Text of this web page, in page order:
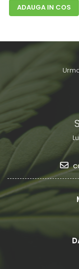
ADAUGA IN COS